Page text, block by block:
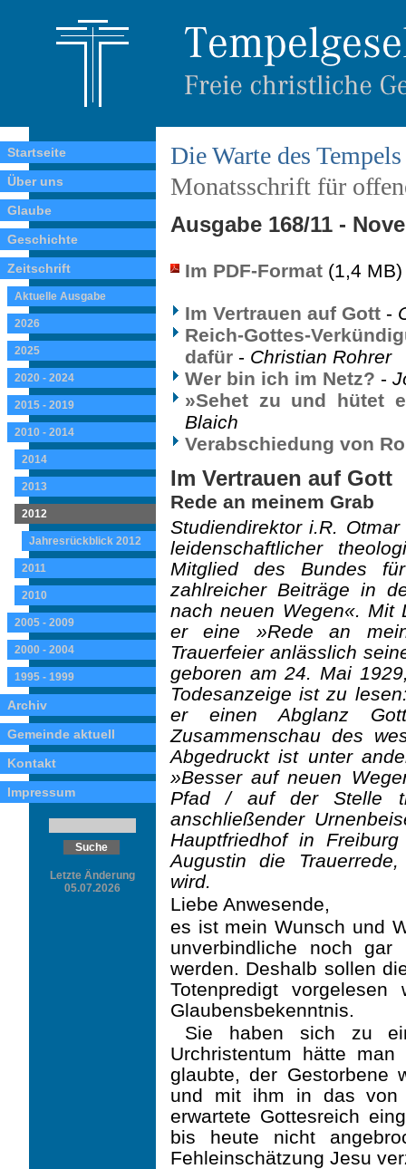
Startseite
Über uns
Glaube
Geschichte
Zeitschrift
Aktuelle Ausgabe
2026
2025
2020 - 2024
2015 - 2019
2010 - 2014
2014
2013
2012
Jahresrückblick 2012
2011
2010
2005 - 2009
2000 - 2004
1995 - 1999
Archiv
Gemeinde aktuell
Kontakt
Impressum
Letzte Änderung
05.07.2026
Die Warte des Tempels
Monatsschrift für
Ausgabe 168/11 -
Im PDF-Format (1,4 MB)
Im Vertrauen auf Gott -
Reich-Gottes-
dafür - Christian Rohrer
Wer bin ich im Netz? -
»Sehet zu und hütet
Blaich
Verabschiedung von
Im Vertrauen auf Gott
Rede an meinem Grab
Studiendirektor i.R.
leidenschaftlicher
Mitglied des Bundes
zahlreicher Beiträge in
nach neuen Wegen«. Mit
er eine »Rede an
Trauerfeier anlässlich
geboren am 24. Mai
Todesanzeige ist zu
er einen Abglanz
Zusammenschau des
Abgedruckt ist unter
»Besser auf neuen
Pfad / auf der Stelle
anschließender
Hauptfriedhof in
Augustin die
wird.
Liebe Anwesende,
es ist mein Wunsch und
unverbindliche noch gar
werden. Deshalb sollen
Totenpredigt
Glaubensbekenntnis.
Sie haben sich zu
Urchristentum hätte
glaubte, der Gestorbene
und mit ihm in das von
erwartete Gottesreich
bis heute nicht
Fehleinschätzung Jesu